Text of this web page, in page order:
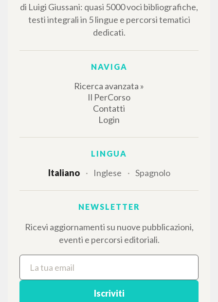
di Luigi Giussani: quasi 5000 voci bibliografiche,
testi integrali in 5 lingue e percorsi tematici
dedicati.
NAVIGA
Ricerca avanzata »
Il PerCorso
Contatti
Login
LINGUA
Italiano Inglese Spagnolo
NEWSLETTER
Ricevi aggiornamenti su nuove pubblicazioni,
eventi e percorsi editoriali.
Iscriviti